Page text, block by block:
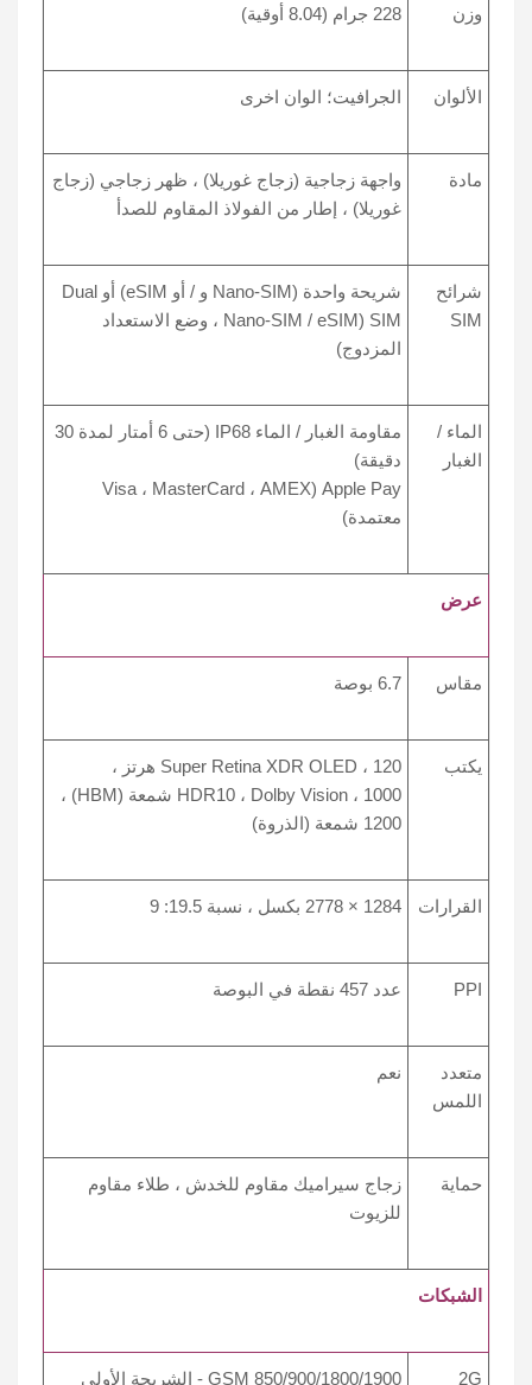
وزن 228 جرام (8.04 أوقية)
الألوان الجرافيت؛ الوان اخرى
مادة
واجهة زجاجية (زجاج غوريلا) ، ظهر زجاجي (زجاج
غوريلا) ، إطار من الفولاذ المقاوم للصدأ
شرائح
SIM
شريحة واحدة (Nano-SIM و / أو eSIM) أو Dual
SIM (Nano-SIM / eSIM ، وضع الاستعداد
المزدوج)
الماء /
الغبار
مقاومة الغبار / الماء IP68 (حتى 6 أمتار لمدة 30
دقيقة)
Apple Pay (Visa ، MasterCard ، AMEX
معتمدة)
عرض
مقاس 6.7 بوصة
يكتب
Super Retina XDR OLED ، 120 هرتز ،
HDR10 ، Dolby Vision ، 1000 شمعة (HBM) ،
1200 شمعة (الذروة)
القرارات 1284 × 2778 بكسل ، نسبة 19.5: 9
PPI عدد 457 نقطة في البوصة
متعدد
اللمس
نعم
حماية
زجاج سيراميك مقاوم للخدش ، طلاء مقاوم
للزيوت
الشبكات
2G GSM 850/900/1800/1900 - الشريحة الأولى